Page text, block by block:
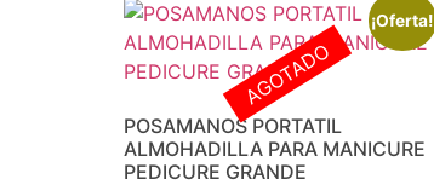
¡Oferta!
POSAMANOS PORTATIL
ALMOHADILLA PARA MANICURE
PEDICURE GRANDE
AGOTADO